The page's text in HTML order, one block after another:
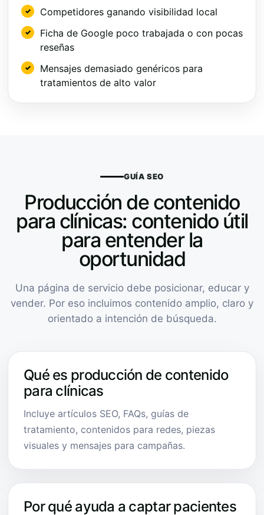
Competidores ganando visibilidad local
Ficha de Google poco trabajada o con pocas
reseñas
Mensajes demasiado genéricos para
tratamientos de alto valor
GUÍA SEO
Producción de contenido
para clínicas: contenido útil
para entender la
oportunidad
Una página de servicio debe posicionar, educar y
vender. Por eso incluimos contenido amplio, claro y
orientado a intención de búsqueda.
Qué es producción de contenido
para clínicas
Incluye artículos SEO, FAQs, guías de
tratamiento, contenidos para redes, piezas
visuales y mensajes para campañas.
Por qué ayuda a captar pacientes